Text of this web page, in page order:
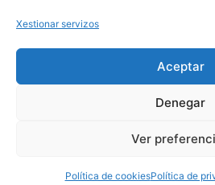
Xestionar servizos
Aceptar
Denegar
Ver
Política de cookiesPolítica de
Aviso legal – Política de